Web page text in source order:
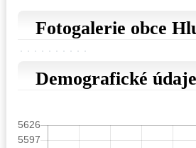
Fotogalerie obce
Demografické údaje